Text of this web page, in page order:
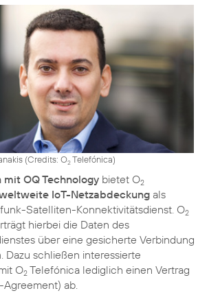
(Credits: O2Telefónica)
mit OQ Technology bietet O2
IoT-Netzabdeckung als
Satelliten-Konnektivitätsdienst. O2
hierbei die Daten des
über eine gesicherte Verbindung
Dazu schließen interessierte
O2 Telefónica lediglich einen Vertrag
ab.